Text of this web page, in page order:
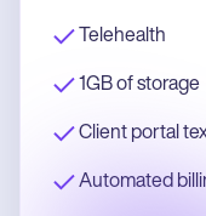
Telehealth
1GB of storage
Client portal
Automated